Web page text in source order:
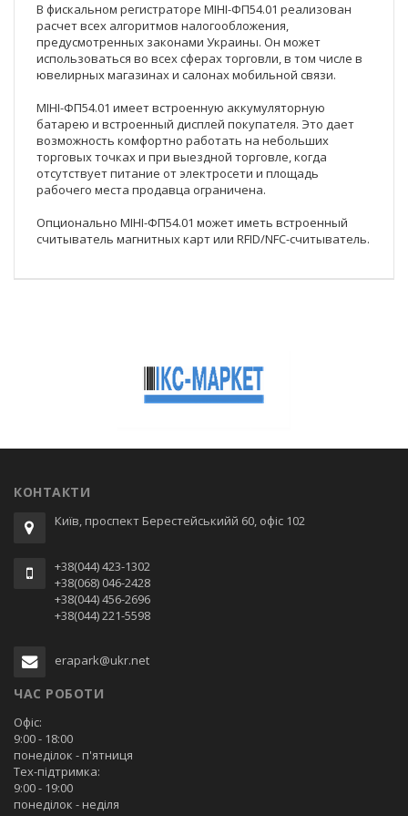
В фискальном регистраторе МІНІ-ФП54.01 реализован
расчет всех алгоритмов налогообложения,
предусмотренных законами Украины. Он может
использоваться во всех сферах торговли, в том числе в
ювелирных магазинах и салонах мобильной связи.
МІНІ-ФП54.01 имеет встроенную аккумуляторную
батарею и встроенный дисплей покупателя. Это дает
возможность комфортно работать на небольших
торговых точках и при выездной торговле, когда
отсутствует питание от электросети и площадь
рабочего места продавца ограничена.
Опционально МІНІ-ФП54.01 может иметь встроенный
считыватель магнитных карт или RFID/NFC-считыватель.
КОНТАКТИ
Київ, проспект Берестейськийй 60, офіс 102
+38(044) 423-1302
+38(068) 046-2428
+38(044) 456-2696
+38(044) 221-5598
erapark@ukr.net
ЧАС РОБОТИ
Офіс:
9:00 - 18:00
понеділок - п'ятниця
Тех-підтримка:
9:00 - 19:00
понеділок - неділя